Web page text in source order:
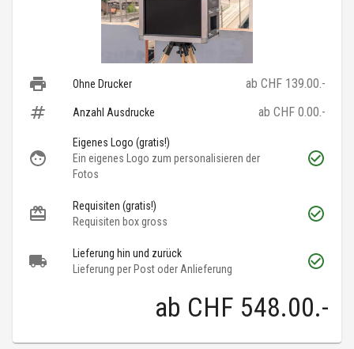
Ohne Drucker ab CHF 139.00.-
Anzahl Ausdrucke ab CHF 0.00.-
Eigenes Logo (gratis!)
Ein eigenes Logo zum personalisieren der
Fotos
Requisiten (gratis!)
Requisiten box gross
Lieferung hin und zurück
Lieferung per Post oder Anlieferung
ab CHF 548.00.-